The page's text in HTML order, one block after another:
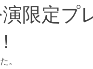
演限定
。